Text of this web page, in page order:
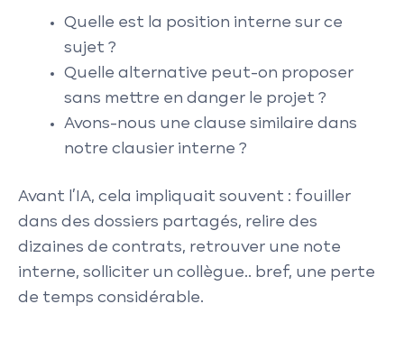
Quelle est la position interne sur ce
sujet ?
Quelle alternative peut-on proposer
sans mettre en danger le projet ?
Avons-nous une clause similaire dans
notre clausier interne ?
Avant l’IA, cela impliquait souvent : fouiller
dans des dossiers partagés, relire des
dizaines de contrats, retrouver une note
interne, solliciter un collègue.. bref, une perte
de temps considérable.